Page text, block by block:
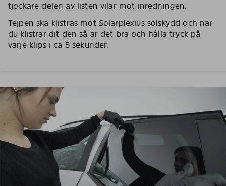
tjockare delen av listen vilar mot inredningen.
Tejpen ska klistras mot Solarplexius solskydd och när
du klistrar dit den så är det bra och hålla tryck på
varje klips i ca 5 sekunder.